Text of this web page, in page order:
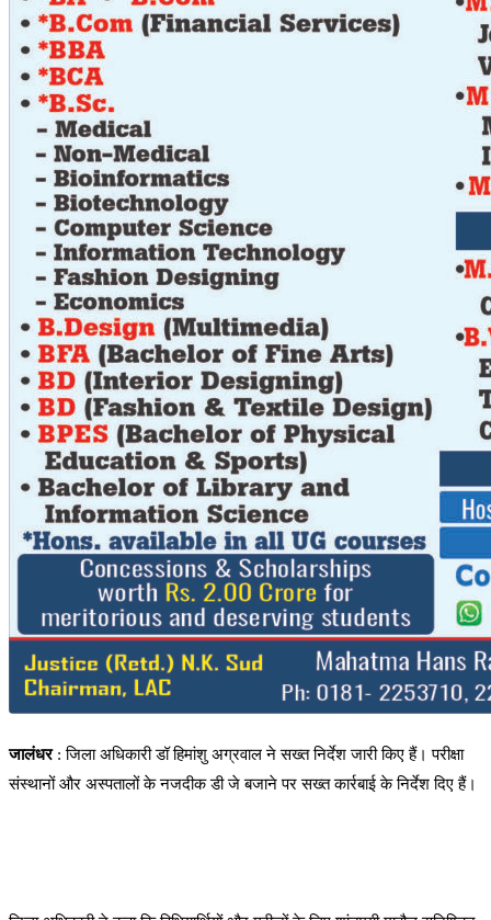
जालंधर: जिला अधिकारी डॉ हिमांशु अग्रवाल ने सख्त निर्देश जारी किए हैं। परीक्षा
संस्थानों और अस्पतालों के नजदीक डी जे बजाने पर सख्त कार्रबाई के निर्देश दिए हैं।